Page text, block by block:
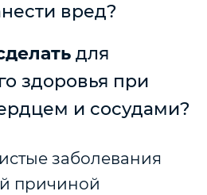
вред?
для
здоровья при
и сосудами?
заболевания
причиной